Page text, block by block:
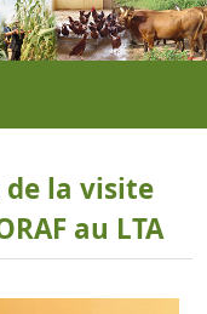
la visite
au LTA